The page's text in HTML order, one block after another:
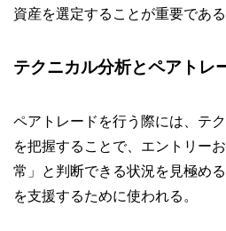
資産を選定することが重要である
テクニカル分析とペアトレ
ペアトレードを行う際には、テ
を把握することで、エントリー
常」と判断できる状況を見極め
を支援するために使われる。